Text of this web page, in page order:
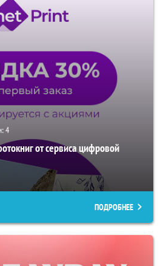
4
от сервиса цифровой
ПОДРОБНЕЕ